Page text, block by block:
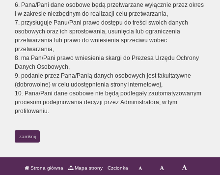
6. Pana/Pani dane osobowe będą przetwarzane wyłącznie przez okres
i w zakresie niezbędnym do realizacji celu przetwarzania,
7. przysługuje Panu/Pani prawo dostępu do treści swoich danych
osobowych oraz ich sprostowania, usunięcia lub ograniczenia
przetwarzania lub prawo do wniesienia sprzeciwu wobec
przetwarzania,
8. ma Pan/Pani prawo wniesienia skargi do Prezesa Urzędu Ochrony
Danych Osobowych,
9. podanie przez Pana/Panią danych osobowych jest fakultatywne
(dobrowolne) w celu udostępnienia strony internetowej,
10. Pana/Pani dane osobowe nie będą podlegały zautomatyzowanym
procesom podejmowania decyzji przez Administratora, w tym
profilowaniu.
zamknij
Strona główna Mapa strony Czcionka